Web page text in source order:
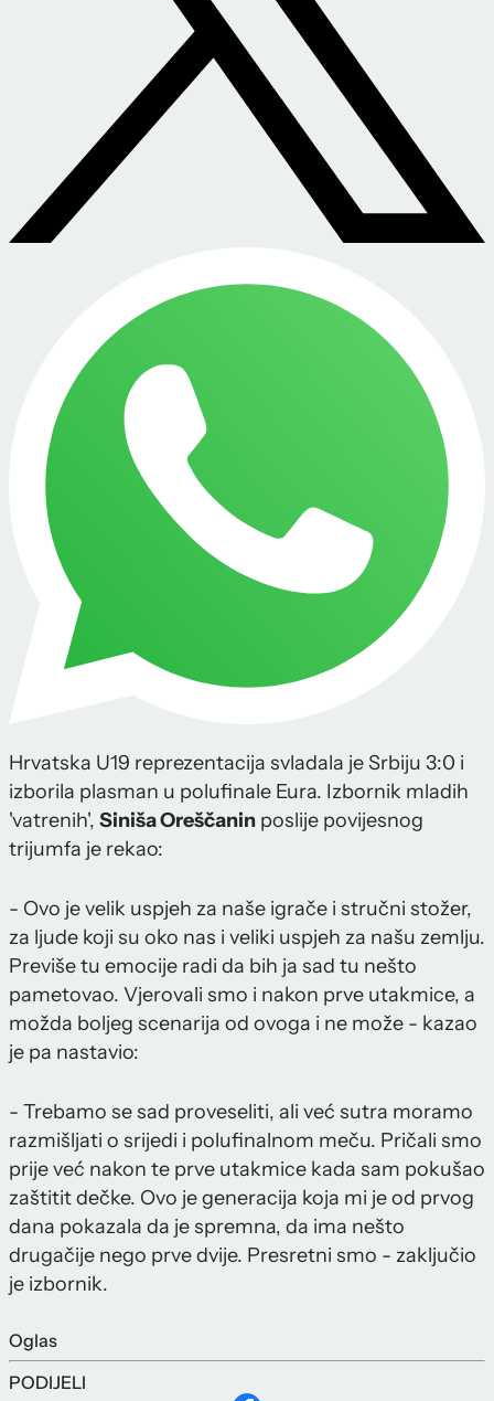
Hrvatska U19 reprezentacija svladala je Srbiju 3:0 i
izborila plasman u polufinale Eura. Izbornik mladih
'vatrenih', Siniša Oreščanin poslije povijesnog
trijumfa je rekao:
- Ovo je velik uspjeh za naše igrače i stručni stožer,
za ljude koji su oko nas i veliki uspjeh za našu zemlju.
Previše tu emocije radi da bih ja sad tu nešto
pametovao. Vjerovali smo i nakon prve utakmice, a
možda boljeg scenarija od ovoga i ne može - kazao
je pa nastavio:
- Trebamo se sad proveseliti, ali već sutra moramo
razmišljati o srijedi i polufinalnom meču. Pričali smo
prije već nakon te prve utakmice kada sam pokušao
zaštitit dečke. Ovo je generacija koja mi je od prvog
dana pokazala da je spremna, da ima nešto
drugačije nego prve dvije. Presretni smo - zaključio
je izbornik.
Oglas
PODIJELI